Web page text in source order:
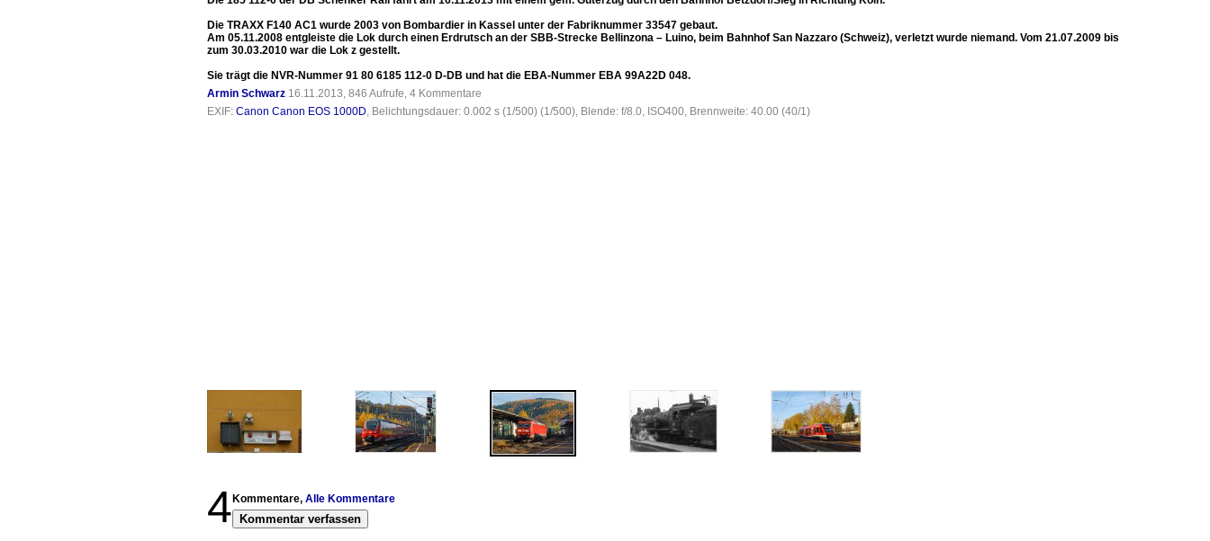
Die TRAXX F140 AC1 wurde 2003 von Bombardier in Kassel unter der Fabriknummer 33547 gebaut.
Am 05.11.2008 entgleiste die Lok durch einen Erdrutsch an der SBB-Strecke Bellinzona – Luino, beim Bahnhof San Nazzaro (Schweiz), verletzt wurde niemand. Vom 21.07.2009 bis
zum 30.03.2010 war die Lok z gestellt.
Sie trägt die NVR-Nummer 91 80 6185 112-0 D-DB und hat die EBA-Nummer EBA 99A22D 048.
Armin Schwarz 16.11.2013, 846 Aufrufe, 4 Kommentare
EXIF: Canon Canon EOS 1000D, Belichtungsdauer: 0.002 s (1/500) (1/500), Blende: f/8.0, ISO400, Brennweite: 40.00 (40/1)
4 Kommentare, Alle Kommentare
Kommentar verfassen